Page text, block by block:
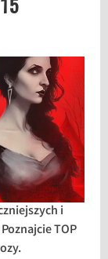
i
TOP